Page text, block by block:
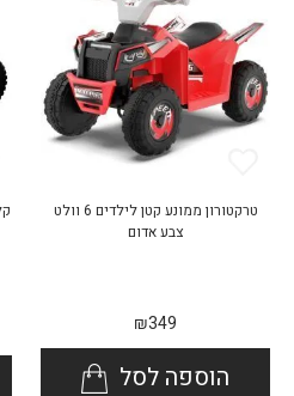
טרקטורון ממונע קטן לילדים 6 וולט
צבע אדום
₪349
הוספה לסל